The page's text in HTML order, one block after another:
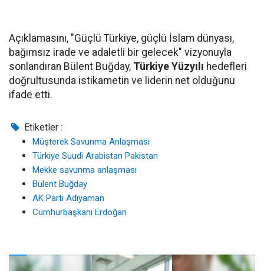
Açıklamasını, "Güçlü Türkiye, güçlü İslam dünyası,
bağımsız irade ve adaletli bir gelecek" vizyonuyla
sonlandıran Bülent Buğday, Türkiye Yüzyılı hedefleri
doğrultusunda istikametin ve liderin net olduğunu
ifade etti.
Etiketler :
Müşterek Savunma Anlaşması
Türkiye Suudi Arabistan Pakistan
Mekke savunma anlaşması
Bülent Buğday
AK Parti Adıyaman
Cumhurbaşkanı Erdoğan